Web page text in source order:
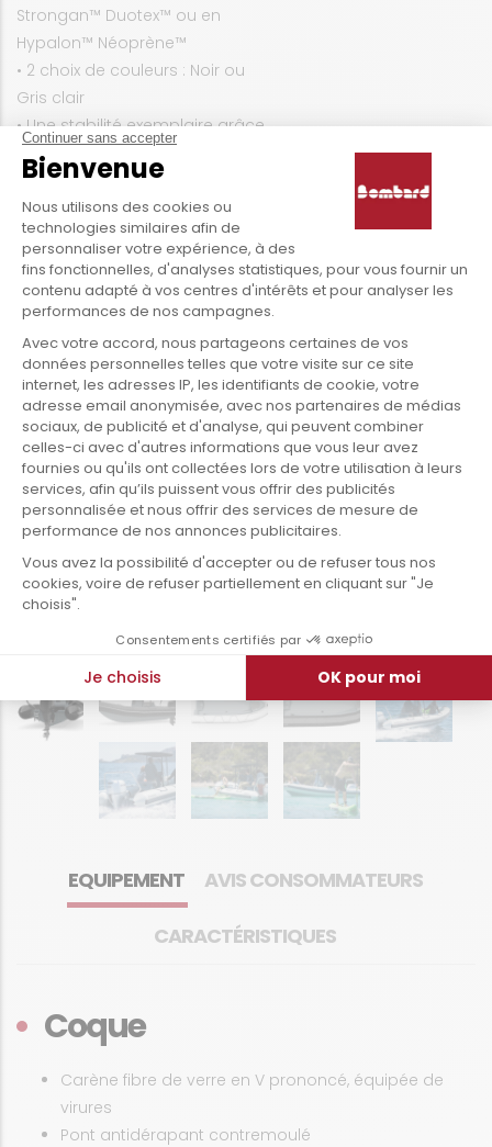
Strongan™ Duotex™ ou en
Hypalon™ Néoprène™
• 2 choix de couleurs : Noir ou
Gris clair
• Une stabilité exemplaire grâce
à une coque en V renforcée
• Une solidité à toute épreuve
grâce à un tissu à armature
renforcée
• Coffre avant contre moulé
EQUIPEMENT AVIS CONSOMMATEURS
CARACTÉRISTIQUES
Coque
Carène fibre de verre en V prononcé, équipée de
virures
Pont antidérapant contremoulé